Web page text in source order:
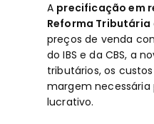
A precificação em
Reforma Tributária
preços de venda
do IBS e da CBS, a
tributários, os
margem
lucrativo.